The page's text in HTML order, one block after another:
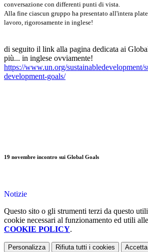
conversazione con differenti punti di vista.
Alla fine ciascun gruppo ha presentato all'intera
lavoro, rigorosamente in inglese!
di seguito il link alla pagina dedicata ai
più... in inglese ovviamente!
https://www.un.org/sustainabledevelopment/
development-goals/
19 novembre incontro sui Global Goals
Notizie
Questo sito o gli strumenti terzi da questo
cookie necessari al funzionamento ed utili
COOKIE POLICY.
Personalizza Rifiuta tutti i cookies